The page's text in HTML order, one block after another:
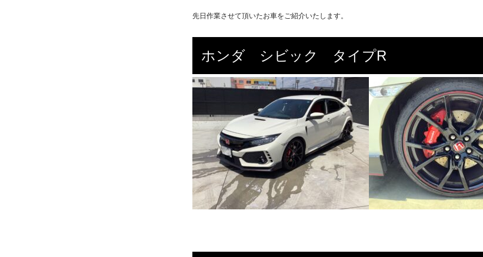
先日作業させて頂いたお車をご紹介いたします。
ホンダ シビック タイプR